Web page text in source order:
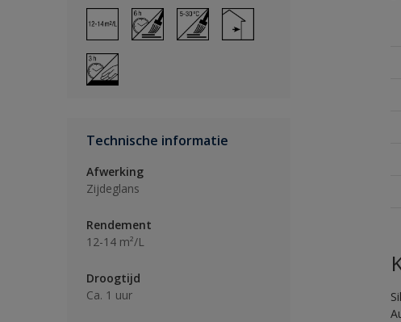
Technische informatie
Afwerking
Zijdeglans
Rendement
12-14 m²/L
Droogtijd
Ca. 1 uur